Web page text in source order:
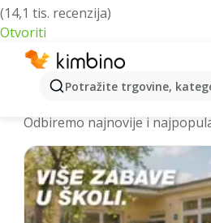
(14,1 tis. recenzija)
Otvoriti
Potražite trgovine,
Najnoviji katalozi
Odbiremo najnovije i